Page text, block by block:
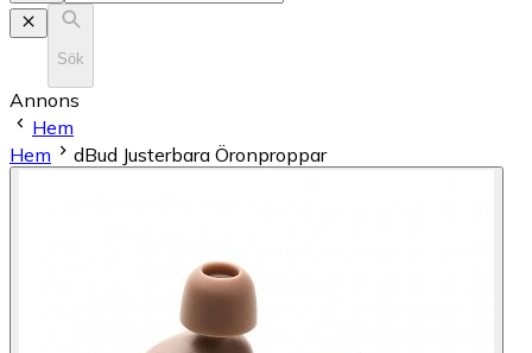
Sök
Annons
Hem
Hem
dBud Justerbara Öronproppar